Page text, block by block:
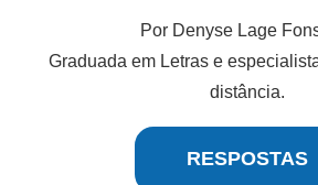
Por Denyse Lage
Graduada em Letras e
distância.
RESPOSTAS